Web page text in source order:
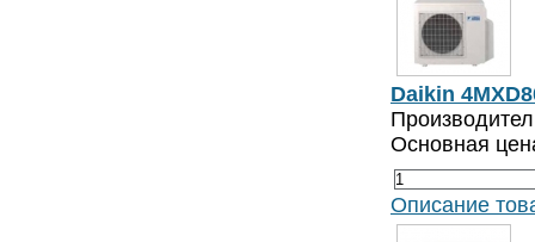
Daikin
Основная
Описание